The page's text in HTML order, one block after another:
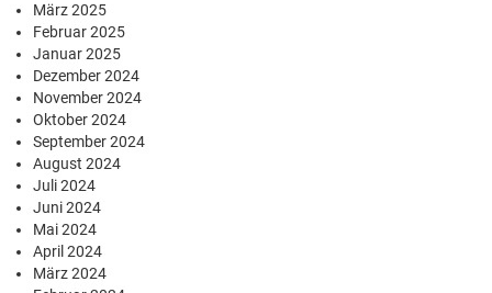
März 2025
Februar 2025
Januar 2025
Dezember 2024
November 2024
Oktober 2024
September 2024
August 2024
Juli 2024
Juni 2024
Mai 2024
April 2024
März 2024